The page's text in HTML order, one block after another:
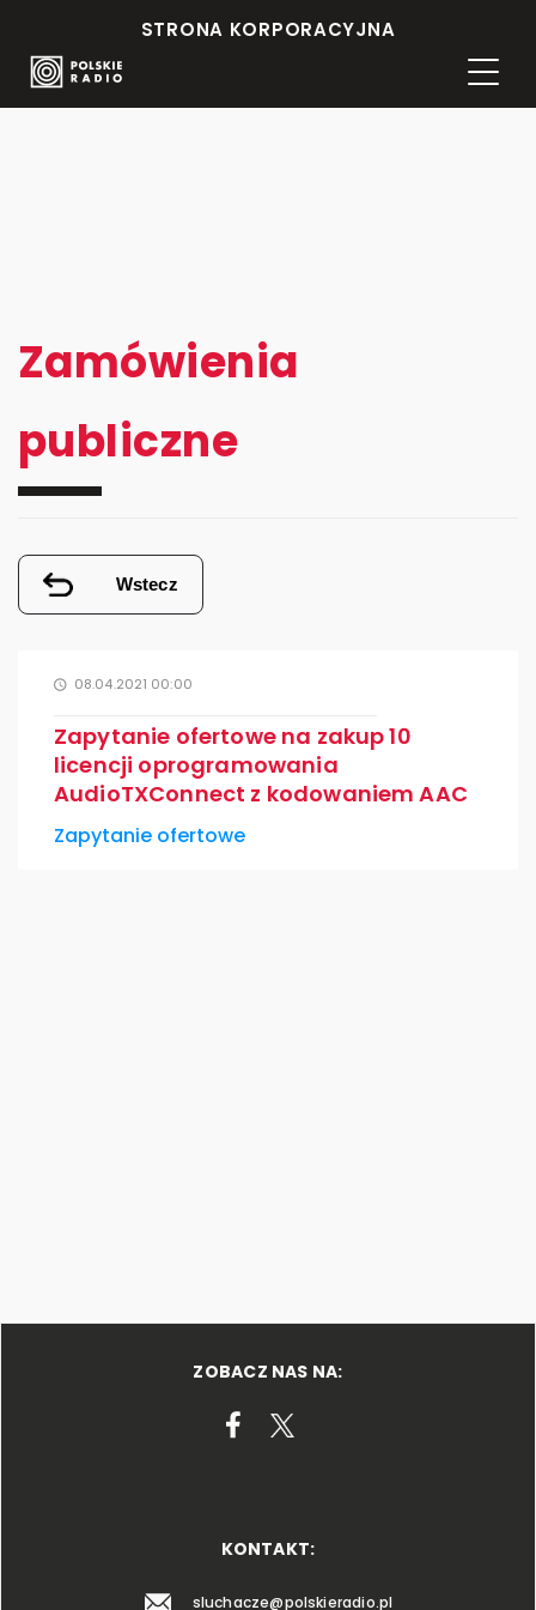
STRONA KORPORACYJNA
Zamówienia
publiczne
Wstecz
08.04.2021 00:00
Zapytanie ofertowe na zakup 10
licencji oprogramowania
AudioTXConnect z kodowaniem AAC
Zapytanie ofertowe
ZOBACZ NAS NA:
KONTAKT:
sluchacze@polskieradio.pl